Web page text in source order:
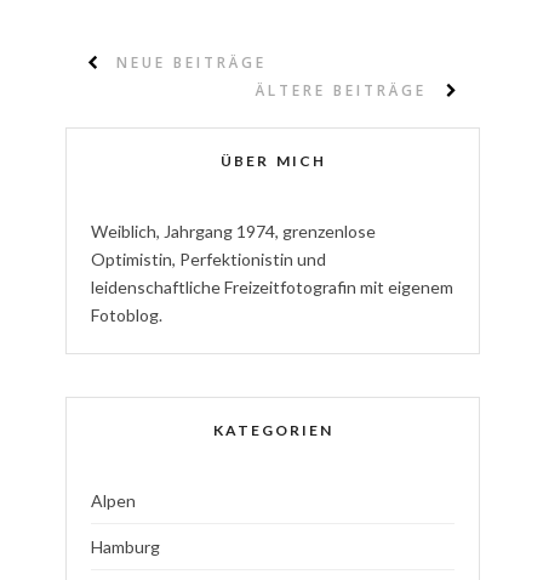
NEUE BEITRÄGE
ÄLTERE BEITRÄGE
ÜBER MICH
Weiblich, Jahrgang 1974, grenzenlose
Optimistin, Perfektionistin und
leidenschaftlicheFreizeitfotografin mit eigenem
Fotoblog.
KATEGORIEN
Alpen
Hamburg